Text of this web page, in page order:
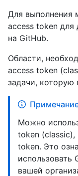
Для выполнения
access token для
на GitHub.
Области,
access token
задачи, которую
Можно
token (classic),
token. Это
использовать
вашей